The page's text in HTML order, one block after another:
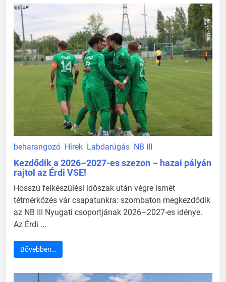
beharangozó Hírek Labdarúgás NB III
Kezdődik a 2026–2027-es szezon – hazai pályán
rajtol az Érdi VSE!
Hosszú felkészülési időszak után végre ismét
tétmérkőzés vár csapatunkra: szombaton megkezdődik
az NB III Nyugati csoportjának 2026–2027-es idénye.
Az Érdi ...
Bővebben…